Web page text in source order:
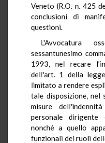
Veneto (R.O. n. 425
conclusioni di
questioni.
L'Avvocatura
sessantunesimo
1993, nel recare
dell'art. 1 della
limitato a rendere
tale disposizione, nel
misure
personale dirigente
nonché a quello
funzionali dei ruoli